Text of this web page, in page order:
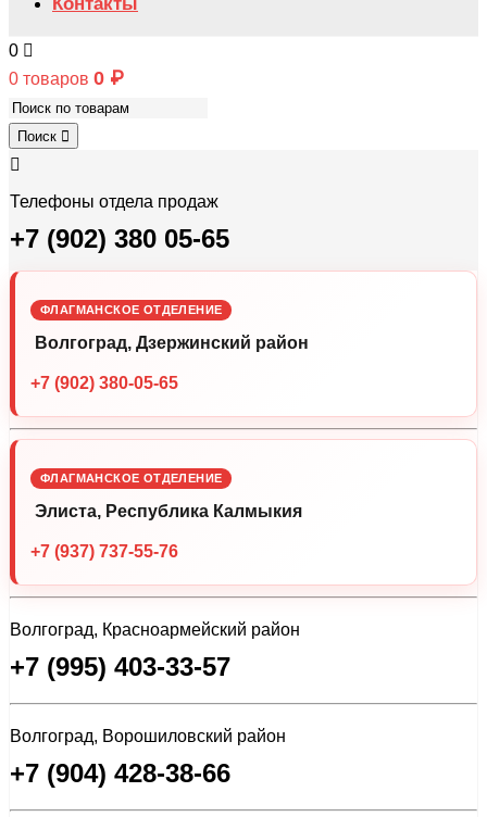
0
0 товаров 0 ₽
Поиск
Телефоны отдела продаж
+7 (902) 380 05-65
ФЛАГМАНСКОЕ ОТДЕЛЕНИЕ
Волгоград, Дзержинский район
+7 (902) 380-05-65
ФЛАГМАНСКОЕ ОТДЕЛЕНИЕ
Элиста, Республика Калмыкия
+7 (937) 737-55-76
Волгоград, Красноармейский район
+7 (995) 403-33-57
Волгоград, Ворошиловский район
+7 (904) 428-38-66